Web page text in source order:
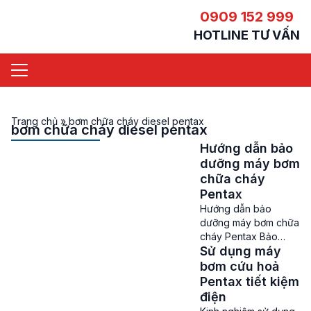
0909 152 999
HOTLINE TƯ VẤN
Trang chủ » bơm chữa cháy diesel pentax
bơm chữa cháy diesel pentax
Hướng dẫn bảo
dưỡng máy bơm
chữa cháy
Pentax
Hướng dẫn bảo
dưỡng máy bơm chữa
cháy Pentax Bảo
dưỡng máy bơm chữa
cháy Pentax – Máy
bơm chữa cháy
Pentax là một trong
những sản phẩm
Sử dụng máy
bơm cứu hoả
Pentax tiết kiệm
điện